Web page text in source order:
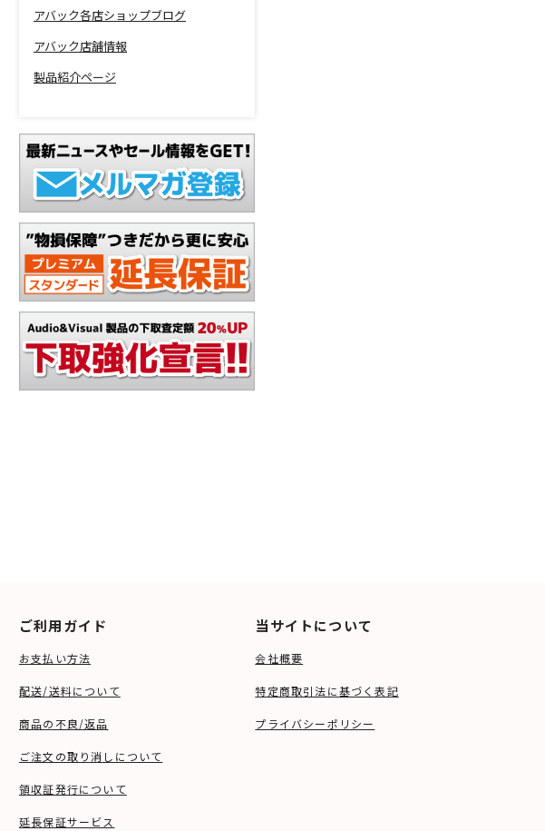
アバック各店ショップブログ
アバック店舗情報
製品紹介ページ
ご利用ガイド
お支払い方法
配送/送料について
商品の不良/返品
ご注文の取り消しについて
領収証発行について
延長保証サービス
当サイトについて
会社概要
特定商取引法に基づく表記
プライバシーポリシー